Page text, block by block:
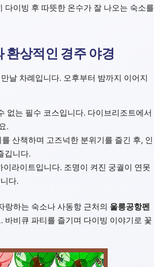
다이빙 후 따뜻한 온수가 잘 나오는 숙소를
환상적인 경주 야경
날 차례입니다. 오후부터 밤까지 이어지
없는 필수 코스입니다. 다이브리조트에서
.
산책하며 고즈넉한 분위기를 즐긴 후, 인
깁니다.
이라이트입니다. 조명이 켜진 궁궐이 연못
다.
랑하는 숙소나 사동항 근처의 울릉공항펜
바비큐 파티를 즐기며 다이빙 이야기로 꽃